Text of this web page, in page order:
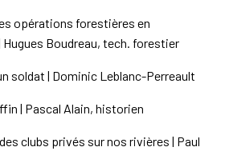
opérations forestières en
Hugues Boudreau, tech. forestier
soldat | Dominic Leblanc-Perreault
| Pascal Alain, historien
clubs privés sur nos rivières | Paul